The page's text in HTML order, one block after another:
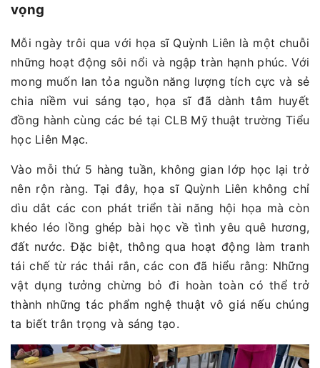
vọng
Mỗi ngày trôi qua với họa sĩ Quỳnh Liên là một chuỗi
những hoạt động sôi nổi và ngập tràn hạnh phúc. Với
mong muốn lan tỏa nguồn năng lượng tích cực và sẻ
chia niềm vui sáng tạo, họa sĩ đã dành tâm huyết
đồng hành cùng các bé tại CLB Mỹ thuật trường Tiểu
học Liên Mạc.
Vào mỗi thứ 5 hàng tuần, không gian lớp học lại trở
nên rộn ràng. Tại đây, họa sĩ Quỳnh Liên không chỉ
dìu dắt các con phát triển tài năng hội họa mà còn
khéo léo lồng ghép bài học về tình yêu quê hương,
đất nước. Đặc biệt, thông qua hoạt động làm tranh
tái chế từ rác thải rắn, các con đã hiểu rằng: Những
vật dụng tưởng chừng bỏ đi hoàn toàn có thể trở
thành những tác phẩm nghệ thuật vô giá nếu chúng
ta biết trân trọng và sáng tạo.